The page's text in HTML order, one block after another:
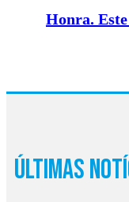
Honra.
Últimas